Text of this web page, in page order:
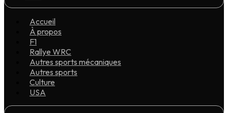
Accueil
À propos
F1
Rallye WRC
Autres sports mécaniques
Autres sports
Culture
USA